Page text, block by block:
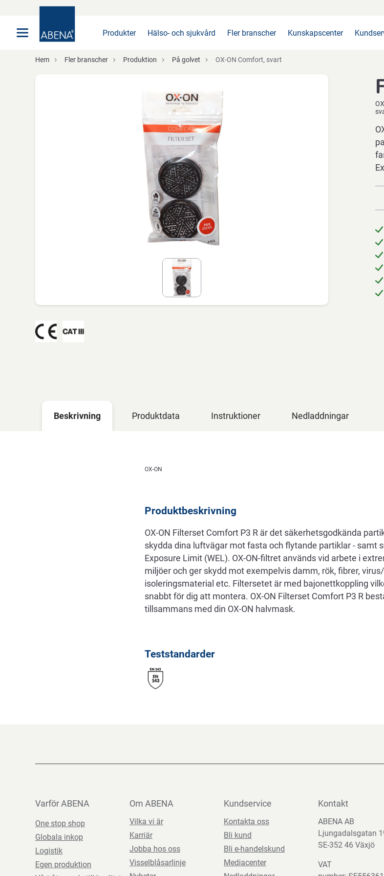
Produkter Hälso- och sjukvård Fler branscher Kunskapscenter
Hem Fler branscher Produktion På golvet OX-ON Comfort, svart
Beskrivning Produktdata Instruktioner Nedladdningar
Beskrivning
OX-ON
Produktbeskrivning
OX-ON Filterset Comfort P3 R är det säkerhetsgodkända
skydda dina luftvägar mot fasta och flytande partiklar - samt
Exposure Limit (WEL). OX-ON-filtret används vid arbete i
miljöer och ger skydd mot exempelvis damm, rök, fibrer,
isoleringsmaterial etc. Filtersetet är med bajonettkoppling
snabbt för dig att montera. OX-ON Filterset Comfort P3 R
tillsammans med din OX-ON halvmask.
Teststandarder
Varför ABENA
One stop shop
Globala inkop
Logistik
Egen produktion
Om ABENA
Vilka vi är
Karriär
Jobba hos oss
Visselblåsarlinje
Kundservice
Kontakta oss
Bli kund
Bli e-handelskund
Mediacenter
Kontakt
ABENA AB
Ljungadalsgatan
SE-352 46 Växjö
VAT